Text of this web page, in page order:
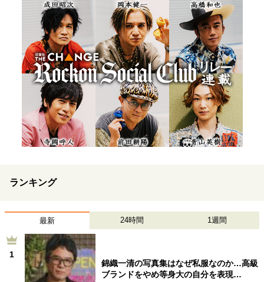
ランキング
最新 24時間 1週間
1
錦織一清の写真集はなぜ私服なのか…高級
ブランドをやめ等身大の自分を表現…